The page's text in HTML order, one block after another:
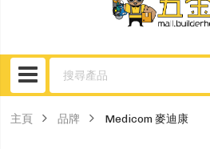
主頁 品牌 Medicom 麥迪康